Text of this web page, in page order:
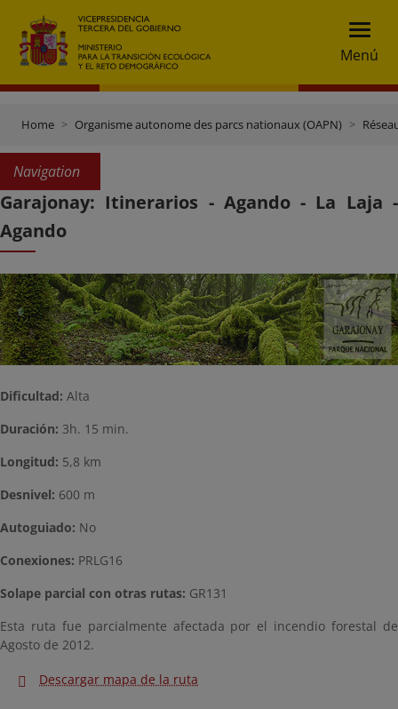
Menú
Home Organisme autonome des parcs nationaux (OAPN)
Navigation
Garajonay: Itinerarios - Agando - La Laja -
Agando
Dificultad: Alta
Duración: 3h. 15 min.
Longitud: 5,8 km
Desnivel: 600 m
Autoguiado: No
Conexiones: PRLG16
Solape parcial con otras rutas: GR131
Esta ruta fue parcialmente afectada por el incendio forestal de
Agosto de 2012.
Descargar mapa de la ruta